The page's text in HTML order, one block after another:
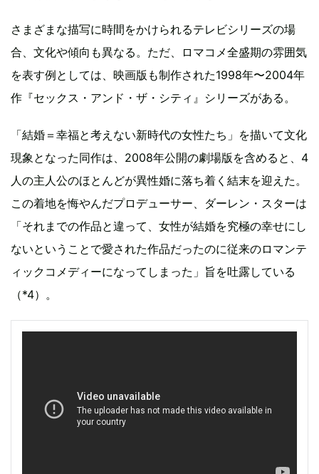
さまざまな描写に時間をかけられるテレビシリーズの場
合、文化や傾向も異なる。ただ、ロマコメ全盛期の雰囲気
を表す例としては、映画版も制作された1998年〜2004年
作『セックス・アンド・ザ・シティ』シリーズがある。
「結婚＝幸福と考えない新時代の女性たち」を描いて文化
現象となった同作は、2008年公開の劇場版を含めると、4
人の主人公のほとんどが異性婚に落ち着く結末を迎えた。
この着地を悔やんだプロデューサー、ダーレン・スターは
「それまでの作品と違って、女性が結婚を究極の幸せにし
ないということで愛された作品だったのに従来のロマンテ
ィックコメディーになってしまった」旨を吐露している
（*4）。